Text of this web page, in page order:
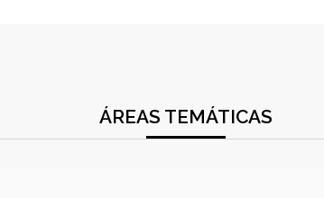
ÁREAS TEMÁTICAS